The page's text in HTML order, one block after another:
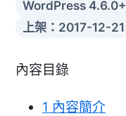
WordPress 4.6.0+
上架：2017-12-21
內容目錄
1 內容簡介